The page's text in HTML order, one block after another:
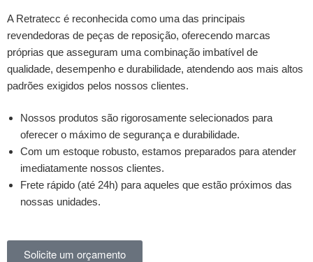
A Retratecc é reconhecida como uma das principais
revendedoras de peças de reposição, oferecendo marcas
próprias que asseguram uma combinação imbatível de
qualidade, desempenho e durabilidade, atendendo aos mais altos
padrões exigidos pelos nossos clientes.
Nossos produtos são rigorosamente selecionados para
oferecer o máximo de segurança e durabilidade.
Com um estoque robusto, estamos preparados para atender
imediatamente nossos clientes.
Frete rápido (até 24h) para aqueles que estão próximos das
nossas unidades.
Solicite um orçamento